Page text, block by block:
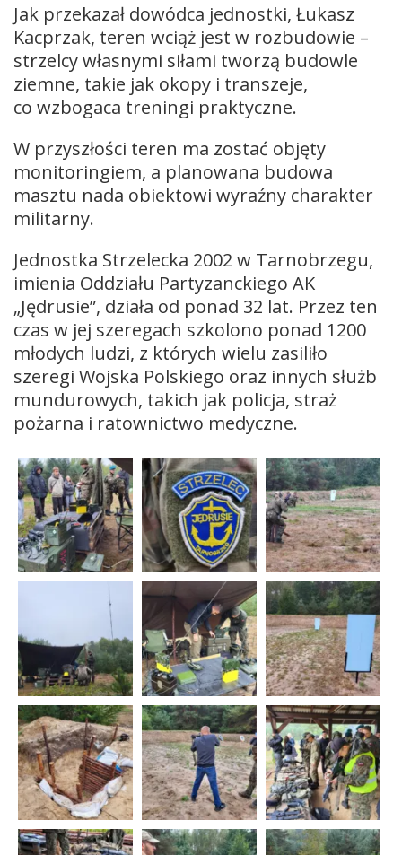
Jak przekazał dowódca jednostki, Łukasz
Kacprzak, teren wciąż jest w rozbudowie –
strzelcy własnymi siłami tworzą budowle
ziemne, takie jak okopy i transzeje,
co wzbogaca treningi praktyczne.
W przyszłości teren ma zostać objęty
monitoringiem, a planowana budowa
masztu nada obiektowi wyraźny charakter
militarny.
Jednostka Strzelecka 2002 w Tarnobrzegu,
imienia Oddziału Partyzanckiego AK
„Jędrusie”, działa od ponad 32 lat. Przez ten
czas w jej szeregach szkolono ponad 1200
młodych ludzi, z których wielu zasiliło
szeregi Wojska Polskiego oraz innych służb
mundurowych, takich jak policja, straż
pożarna i ratownictwo medyczne.